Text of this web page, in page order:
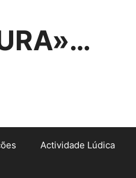
Actividade Lúdica